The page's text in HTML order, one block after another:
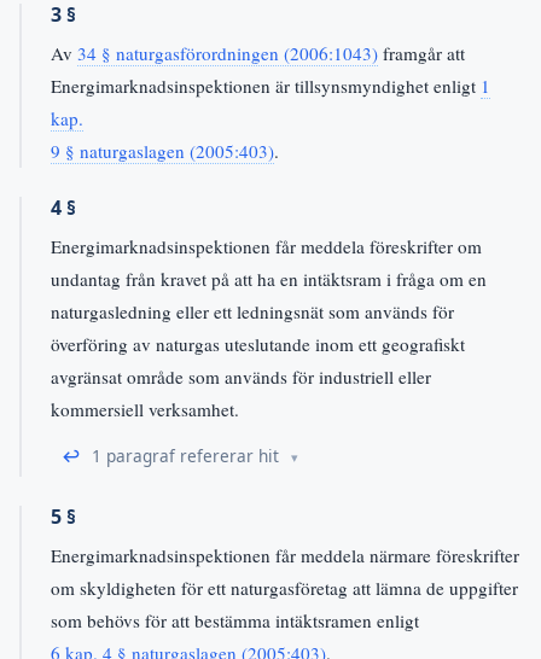
3 §
Av 34 § naturgasförordningen (2006:1043) framgår att
Energimarknadsinspektionen är tillsynsmyndighet enligt 1
kap.
9 § naturgaslagen (2005:403).
4 §
Energimarknadsinspektionen får meddela föreskrifter om
undantag från kravet på att ha en intäktsram i fråga om en
naturgasledning eller ett ledningsnät som används för
överföring av naturgas uteslutande inom ett geografiskt
avgränsat område som används för industriell eller
kommersiell verksamhet.
↩ 1 paragraf refererar hit
5 §
Energimarknadsinspektionen får meddela närmare föreskrifter
om skyldigheten för ett naturgasföretag att lämna de uppgifter
som behövs för att bestämma intäktsramen enligt
6 kap. 4 § naturgaslagen (2005:403).